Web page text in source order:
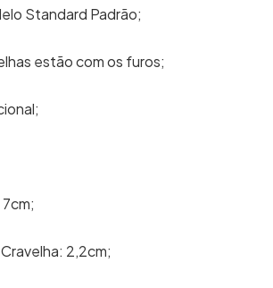
Standard Padrão;
estão com os furos;
2,2cm;